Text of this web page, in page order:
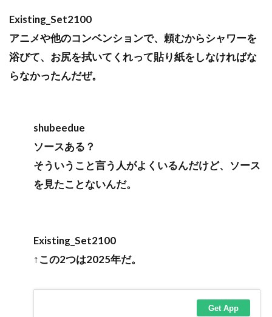
Existing_Set2100
アニメや他のコンベンションで、頼むからシャワーを
浴びて、お尻を拭いてくれって貼り紙をしなければな
らなかったんだぜ。
shubeedue
ソースある？
そういうこと言う人がよくいるんだけど、ソース
を見たことないんだ。
Existing_Set2100
↑この2つは2025年だ。